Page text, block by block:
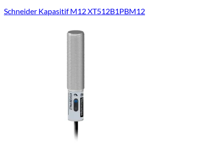
Schneider Kapasitif M12 XT512B1PBM12